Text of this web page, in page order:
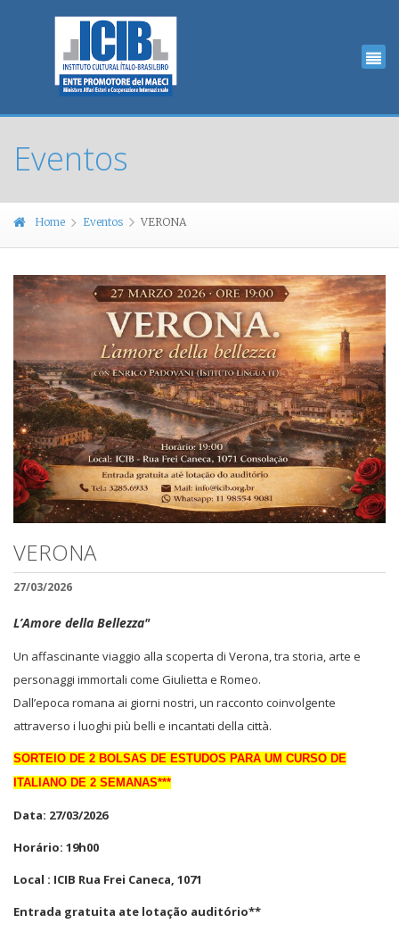
Eventos
Home Eventos VERONA
VERONA
27/03/2026
L’Amore della Bellezza"
Un affascinante viaggio alla scoperta di Verona, tra storia, arte e
personaggi immortali come Giulietta e Romeo.
Dall’epoca romana ai giorni nostri, un racconto coinvolgente
attraverso i luoghi più belli e incantati della città.
SORTEIO DE 2 BOLSAS DE ESTUDOS PARA UM CURSO DE
ITALIANO DE 2 SEMANAS***
Data: 27/03/2026
Horário: 19h00
Local : ICIB Rua Frei Caneca, 1071
Entrada gratuita ate lotação auditório**